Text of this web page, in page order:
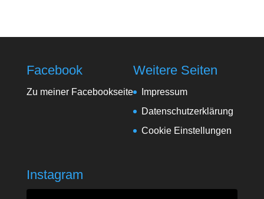
Facebook
Zu meiner Facebookseite
Weitere Seiten
Impressum
Datenschutzerklärung
Cookie Einstellungen
Instagram